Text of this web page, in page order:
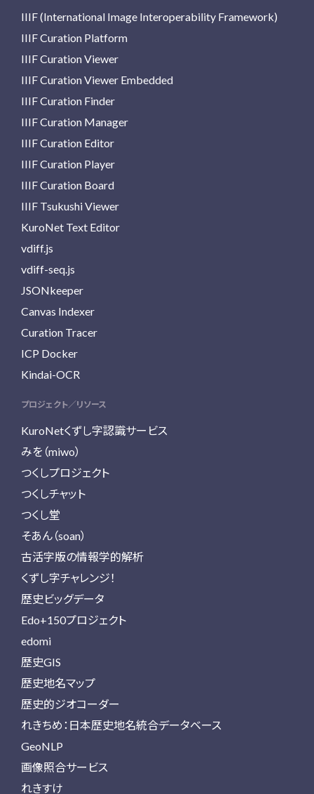
IIIF (International Image Interoperability Framework)
IIIF Curation Platform
IIIF Curation Viewer
IIIF Curation Viewer Embedded
IIIF Curation Finder
IIIF Curation Manager
IIIF Curation Editor
IIIF Curation Player
IIIF Curation Board
IIIF Tsukushi Viewer
KuroNet Text Editor
vdiff.js
vdiff-seq.js
JSONkeeper
Canvas Indexer
Curation Tracer
ICP Docker
Kindai-OCR
プロジェクト／リソース
KuroNetくずし字認識サービス
みを（miwo）
つくしプロジェクト
つくしチャット
つくし堂
そあん（soan）
古活字版の情報学的解析
くずし字チャレンジ！
歴史ビッグデータ
Edo+150プロジェクト
edomi
歴史GIS
歴史地名マップ
歴史的ジオコーダー
れきちめ：日本歴史地名統合データベース
GeoNLP
画像照合サービス
れきすけ